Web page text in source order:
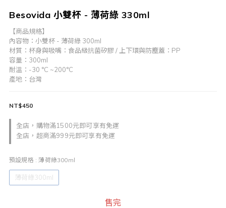
Besovida 小雙杯 - 薄荷綠 330ml
【商品規格】
內容物：小雙杯 - 薄荷綠 300ml
材質：杯身與吸嘴：食品級抗菌矽膠 / 上下環與防塵蓋：PP
容量：300ml
耐溫：-30 °C ~200°C
產地：台灣
全店，購物滿1500元即可享有免運
全店，超商滿999元即可享有免運
NT$450
預設規格 : 薄荷綠300ml
薄荷綠300ml
售完